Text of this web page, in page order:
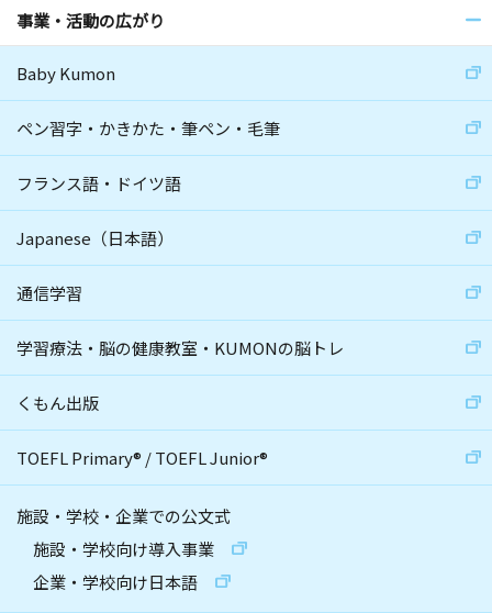
事業・活動の広がり
Baby Kumon
ペン習字・かきかた・筆ペン・毛筆
フランス語・ドイツ語
Japanese（日本語）
通信学習
学習療法・脳の健康教室・KUMONの脳トレ
くもん出版
TOEFL Primary® /TOEFL Junior®
施設・学校・企業での公文式
施設・学校向け導入事業
企業・学校向け日本語